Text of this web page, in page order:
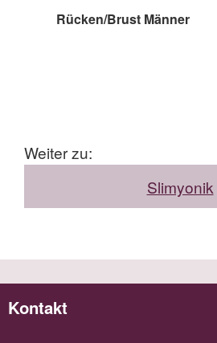
Rücken/Brust Männer
Weiter zu:
Slimyonik
Kontakt